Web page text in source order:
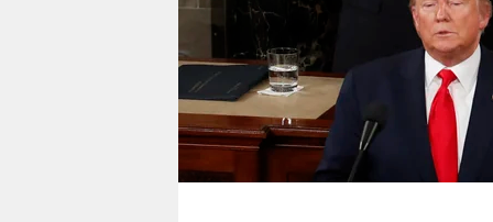
shop
fragen & hilfe
unterstützen
abo
genossenschaft